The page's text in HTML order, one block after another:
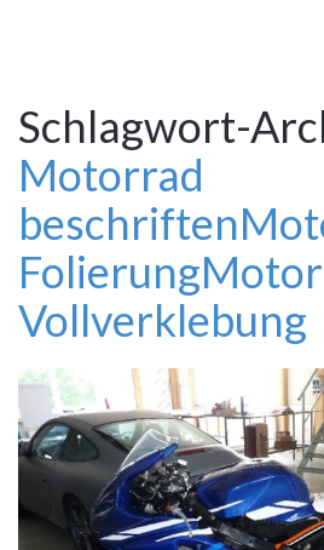
Schlagwort-
Motorrad
beschriften
Folierung
Vollverklebung